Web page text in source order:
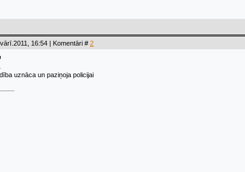
16:54 | Komentāri # 2
uznāca un paziņoja policijai